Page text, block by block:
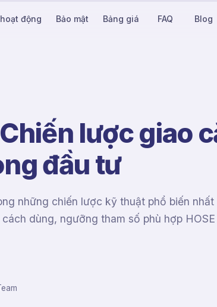
động Bảo mật Bảng giá FAQ Blog
lược giao
đầu tư
những chiến lược kỹ thuật phổ biến
dùng, ngưỡng tham số phù hợp